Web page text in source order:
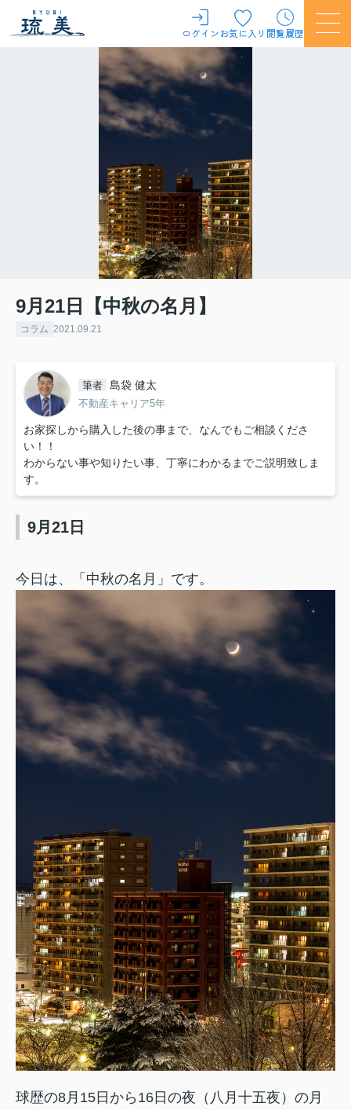
ログインお気に入り 閲覧履歴
9月21日【中秋の名月】
コラム 2021.09.21
筆者 島袋 健太
不動産キャリア5年
お家探しから購入した後の事まで、なんでもご相談くださ
い！！
わからない事や知りたい事、丁寧にわかるまでご説明致しま
す。
9月21日
今日は、「中秋の名月」です。
球歴の8月15日から16日の夜（八月十五夜）の月